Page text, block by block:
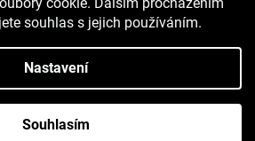
souhlas s jejich používáním.
Nastavení
Souhlasím
nastavení cookies